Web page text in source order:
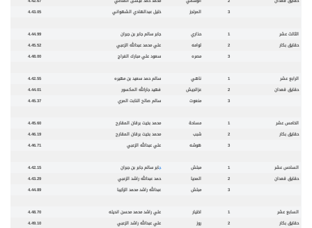
3
المرتجز خليل عبدالهادي الشهواني 4.43.05
الثالث عشر 1 حذاري جابر سالم جابر بن جبران
4.44.99
حقايق بكار
2 لوامه علي محمد عبدالله الزعبي
4.45.52
3
مصره سعود علي مبارك الفراج 4.48.00
الرابع عشر 1 ناهي سالم حمد سعيد بن مهيره
4.42.55
حقايق قعدان
2 عزالجيش فهيد جارالله المكسور
4.44.01
3
منعوت سالم صالح النابت المري 4.45.37
الخامس عشر 1 مساحة محمد بخيت برقان المقارح
4.45.60
حقايق بكار
2 شبب محمد بخيت برقان المقارح
4.46.19
3
هوشه علي عبدالله الزعبي 4.46.71
السادس عشر 1 مبلش جابر سالم جابر بن جبران
4.42.15
حقايق قعدان
2 المحيا حمد عبدالله راشد الزعبي
4.43.29
3
مبلش عبدالله راشد محمد الزكيبا 4.44.89
السابع عشر 1 اختيار علي راشد محمد محسن انديله
4.48.70
حقايق بكار
2 روز علي عبدالله راشد الزعبي
4.49.10